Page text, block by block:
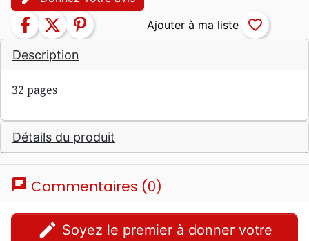
Description
32 pages
Détails du produit
facebook twitter pinterest favorite_border
chat Commentaires (0)
edit